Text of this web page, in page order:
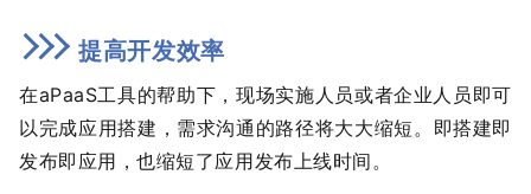
提高开发效率
在aPaaS工具的帮助下，现场实施人员或者企业人员即可
以完成应用搭建，需求沟通的路径将大大缩短。即搭建即
发布即应用，也缩短了应用发布上线时间。